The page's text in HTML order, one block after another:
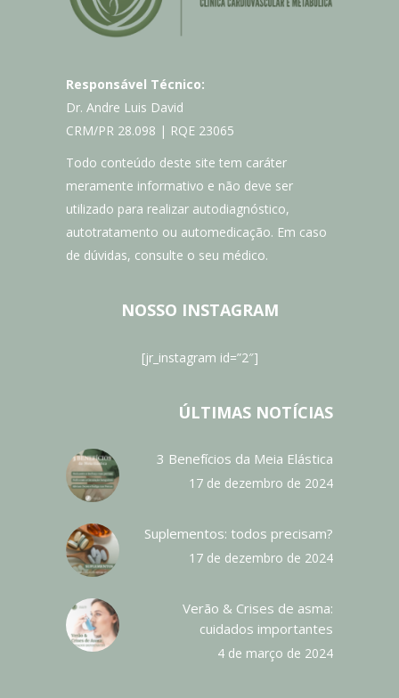
Responsável Técnico:
Dr. Andre Luis David
CRM/PR 28.098 | RQE 23065
Todo conteúdo deste site tem caráter
meramente informativo e não deve ser
utilizado para realizar autodiagnóstico,
autotratamento ou automedicação. Em caso
de dúvidas, consulte o seu médico.
NOSSO INSTAGRAM
[jr_instagram id=”2″]
ÚLTIMAS NOTÍCIAS
3 Benefícios da Meia Elástica
17 de dezembro de 2024
Suplementos: todos precisam?
17 de dezembro de 2024
Verão & Crises de asma:
cuidados importantes
4 de março de 2024